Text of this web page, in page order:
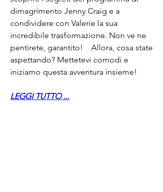
dimagrimento Jenny Craig e a
condividere con Valerie la sua
incredibile trasformazione. Non ve ne
pentirete, garantito!    Allora, cosa state
aspettando? Mettetevi comodi e
iniziamo questa avventura insieme!
LEGGI TUTTO ...